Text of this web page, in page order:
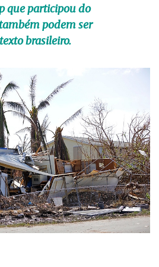
que participou do
podem ser
brasileiro.